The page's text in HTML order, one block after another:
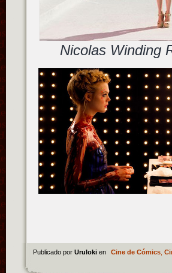
Nicolas Winding
Publicado por Uruloki en Cine de Cómics,